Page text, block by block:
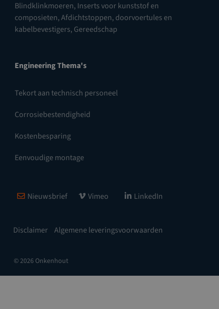
Blindklinkmoeren, Inserts voor kunststof en
composieten,Afdichtstoppen, doorvoertules en
kabelbevestigers, Gereedschap
Engineering Thema's
Tekort aan technisch personeel
Corrosiebestendigheid
Kostenbesparing
Eenvoudige montage
Disclaimer Algemene leveringsvoorwaarden
Nieuwsbrief Vimeo LinkedIn
© 2026 Onkenhout